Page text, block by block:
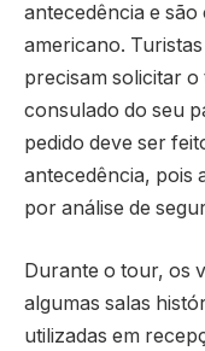
antecedência e
americano.
precisam solicitar
consulado do seu
pedido deve ser
antecedência, pois
por análise de
Durante o tour, os
algumas salas
utilizadas em